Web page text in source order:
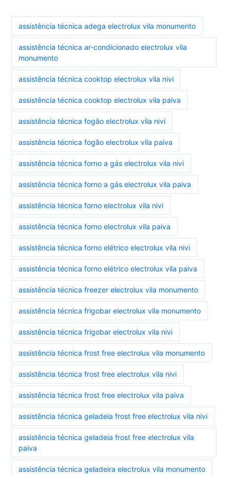
assistência técnica adega electrolux vila monumento
assistência técnica ar-condicionado electrolux vila
monumento
assistência técnica cooktop electrolux vila nivi
assistência técnica cooktop electrolux vila paiva
assistência técnica fogão electrolux vila nivi
assistência técnica fogão electrolux vila paiva
assistência técnica forno a gás electrolux vila nivi
assistência técnica forno a gás electrolux vila paiva
assistência técnica forno electrolux vila nivi
assistência técnica forno electrolux vila paiva
assistência técnica forno elétrico electrolux vila nivi
assistência técnica forno elétrico electrolux vila paiva
assistência técnica freezer electrolux vila monumento
assistência técnica frigobar electrolux vila monumento
assistência técnica frigobar electrolux vila nivi
assistência técnica frost free electrolux vila monumento
assistência técnica frost free electrolux vila nivi
assistência técnica frost free electrolux vila paiva
assistência técnica geladeia frost free electrolux vila nivi
assistência técnica geladeia frost free electrolux vila
paiva
assistência técnica geladeira electrolux vila monumento